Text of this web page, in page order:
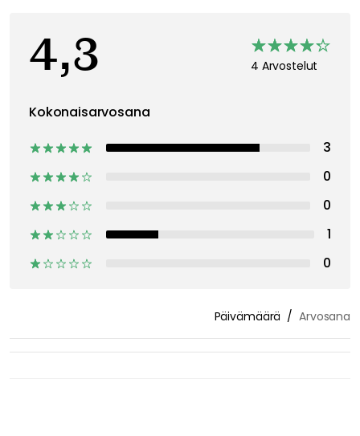
4,3 4 Arvostelut
Kokonaisarvosana
3
0
0
1
0
Päivämäärä Arvosana